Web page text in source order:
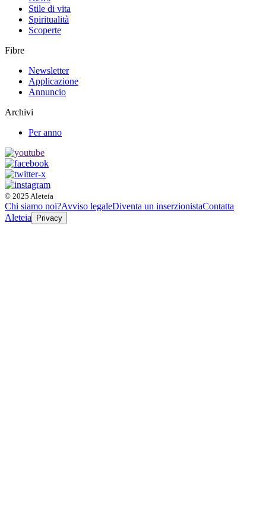
Stile di vita
Spiritualità
Scoperte
Fibre
Newsletter
Applicazione
Annuncio
Archivi
Per anno
© 2025 Aleteia
Chi siamo noi?Avviso legaleDiventa un inserzionistaContatta
Aleteia
Privacy